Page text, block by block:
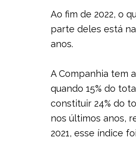
Ao fim de 2022, o
parte deles está
anos.
A Companhia tem
quando 15% do
constituir 24% do
nos últimos anos,
2021, esse índice